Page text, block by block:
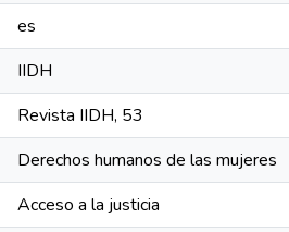
es
IIDH
Revista IIDH, 53
Derechos humanos de las mujeres
Acceso a la justicia